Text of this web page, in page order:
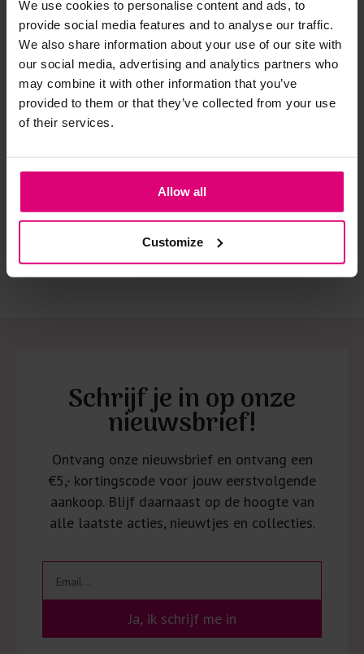
We use cookies to personalise content and ads, to
provide social media features and to analyse our traffic.
We also share information about your use of our site with
our social media, advertising and analytics partners who
may combine it with other information that you’ve
provided to them or that they’ve collected from your use
of their services.
Allow all
Customize
Strijkijzer/droogtrommel:
Kledingstukken met elastine zijn niet bestand tegen de hitte
van het strijkijzer en/of de droogtrommel. Ook in veel
spijkerbroeken is elastine (stretch) verwerkt en mogen dus
niet gestreken worden en/of in de droogtrommel.
Schrijf je in op onze
nieuwsbrief!
Ontvang onze nieuwsbrief en ontvang een
€5,- kortingscode voor jouw eerstvolgende
aankoop. Blijf daarnaast op de hoogte van
alle laatste acties, nieuwtjes en collecties.
Ja, ik schrijf me in